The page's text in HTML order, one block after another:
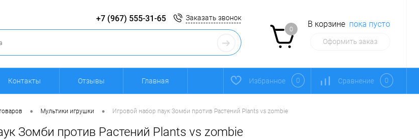
+7 (967) 555-31-65 Заказать звонок
0
В корзине пока пусто
Оформить заказ
Контакты Отзывы Главная Избранное 0 Сравнение 0
• Мультики игрушки • Игровой набор паук Зомби против Растений Plants vs zombie
Зомби против Растений Plants vs zombie